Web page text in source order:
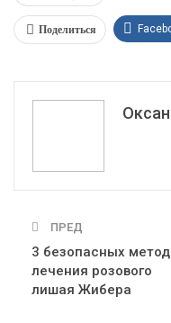
Поделиться
Эл. адрес
ПРЕД
3 безопасных
лечения розового
лишая Жибера